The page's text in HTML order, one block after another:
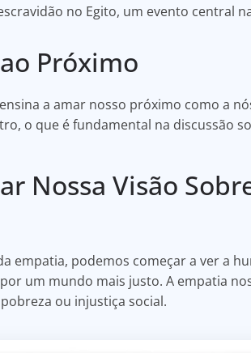
no Egito, um evento central
Próximo
a amar nosso próximo como a
o que é fundamental na discussão
Nossa Visão
empatia, podemos começar a ver a
um mundo mais justo. A empatia
ou injustiça social.